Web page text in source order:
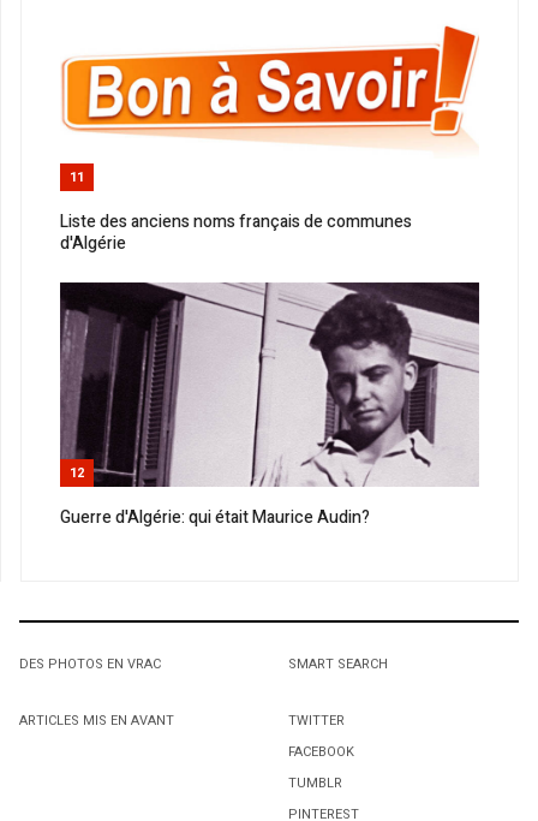
11
Liste des anciens noms français de communes
d'Algérie
12
Guerre d'Algérie: qui était Maurice Audin?
DES PHOTOS EN VRAC SMART SEARCH
ARTICLES MIS EN AVANT
TWITTER
FACEBOOK
TUMBLR
PINTEREST